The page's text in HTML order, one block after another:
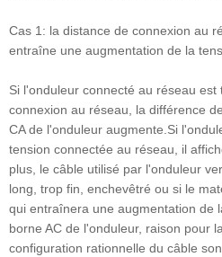
Cas 1: la distance de connexion au
entraîne une augmentation de la
Si l'onduleur connecté au réseau
connexion au réseau, la différence
CA de l'onduleur augmente.Si
tension connectée au réseau, il
plus, le câble utilisé par l'onduleur
long, trop fin, enchevêtré ou si le
qui entraînera une augmentation de
borne AC de l'onduleur, raison pour
configuration rationnelle du câble